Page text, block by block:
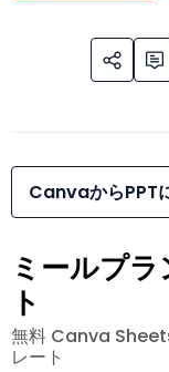
CanvaからPPT
ミールプ
ト
無料 Canva
レート